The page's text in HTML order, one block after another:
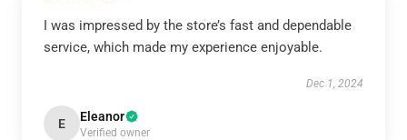
I was impressed by the store’s fast and dependable
service, which made my experience enjoyable.
Dec 1, 2024
E Eleanor
Verified owner